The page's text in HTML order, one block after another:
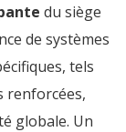
du siège
de systèmes
tels
renforcées,
globale. Un